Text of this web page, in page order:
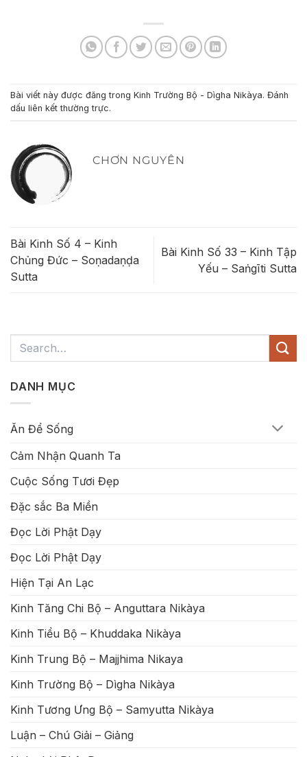
Bài viết này được đăng trong Kinh Trường Bộ - Dìgha Nikàya. Đánh
dấu liên kết thường trực.
CHƠN NGUYÊN
Bài Kinh Số 4 – Kinh
Chủng Đức – Soṇadaṇḍa
Sutta
Bài Kinh Số 33 – Kinh Tập
Yếu – Saṅgīti Sutta
DANH MỤC
Ăn Để Sống
Cảm Nhận Quanh Ta
Cuộc Sống Tươi Đẹp
Đặc sắc Ba Miền
Đọc Lời Phật Dạy
Đọc Lời Phật Dạy
Hiện Tại An Lạc
Kinh Tăng Chi Bộ – Anguttara Nikàya
Kinh Tiểu Bộ – Khuddaka Nikàya
Kinh Trung Bộ – Majjhima Nikaya
Kinh Trường Bộ – Dìgha Nikàya
Kinh Tương Ưng Bộ – Samyutta Nikàya
Luận – Chú Giải – Giảng